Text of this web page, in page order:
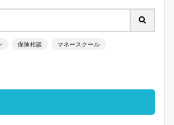
保険相談 マネースクール